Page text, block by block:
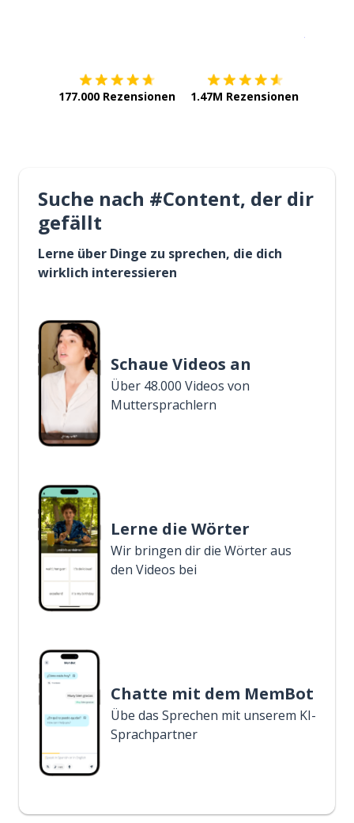
177.000 Rezensionen 1.47M Rezensionen
Suche nach #Content, der dir
gefällt
Lerne über Dinge zu sprechen, die dich
wirklich interessieren
Schaue Videos an
Über 48.000 Videos von
Muttersprachlern
Lerne die Wörter
Wir bringen dir die Wörter aus
den Videos bei
Chatte mit dem MemBot
Übe das Sprechen mit unserem KI-
Sprachpartner